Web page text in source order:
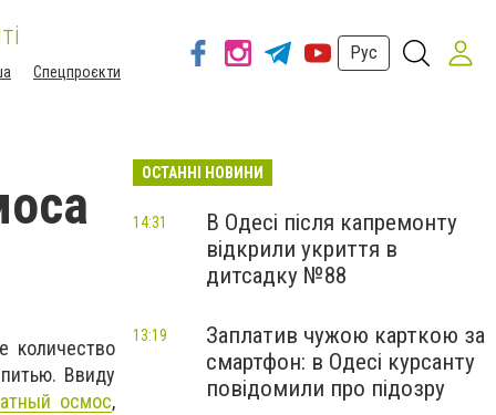
Спецпроєкти
Рус
количество
Ввиду
осмос,
ОСТАННІ НОВИНИ
В Одесі після капремонту
відкрили укриття в
дитсадку №88
14:31
Заплатив чужою карткою за
смартфон: в Одесі курсанту
повідомили про підозру
13:19